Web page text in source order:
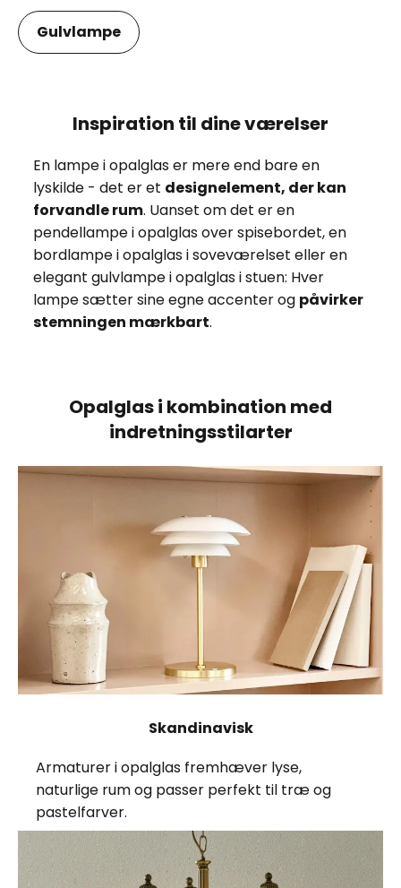
Gulvlampe
Inspiration til dine værelser
En lampe i opalglas er mere end bare en
lyskilde - det er et designelement, der kan
forvandle rum. Uanset om det er en
pendellampe i opalglas over spisebordet, en
bordlampe i opalglas i soveværelset eller en
elegant gulvlampe i opalglas i stuen: Hver
lampe sætter sine egne accenter og påvirker
stemningen mærkbart.
Opalglas i kombination med
indretningsstilarter
Skandinavisk
Armaturer i opalglas fremhæver lyse,
naturlige rum og passer perfekt til træ og
pastelfarver.